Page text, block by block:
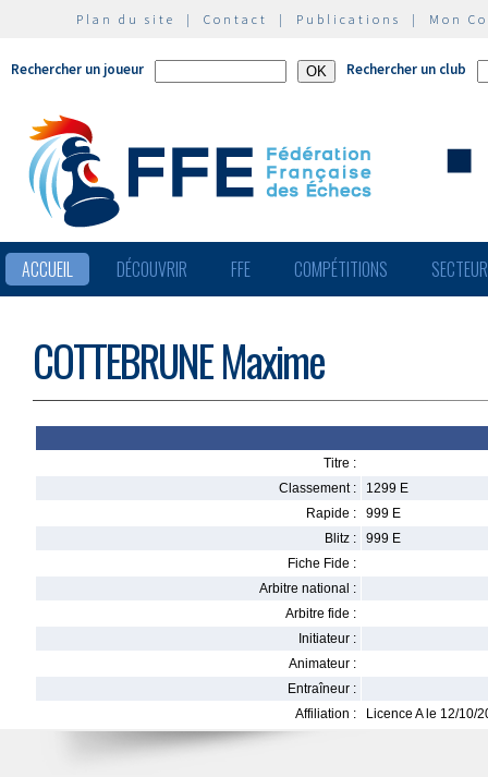
Plan du site | Contact | Publications | Mon
Rechercher un joueur Rechercher un club
ACCUEIL DÉCOUVRIR FFE COMPÉTITIONS
COTTEBRUNE Maxime
Titre :
Classement :
1299 E
Rapide :
999 E
Blitz :
999 E
Fiche Fide :
Arbitre national :
Arbitre fide :
Initiateur :
Animateur :
Entraîneur :
Affiliation :
Licence A le 12/10/